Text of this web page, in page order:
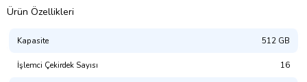
Ürün Özellikleri
Kapasite 512 GB
İşlemci Çekirdek Sayısı 16